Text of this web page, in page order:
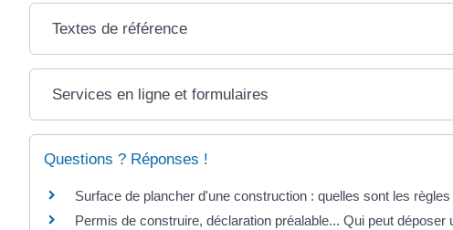
Textes de référence
Services en ligne et formulaires
Questions ? Réponses !
Surface de plancher d'une construction : quelles sont les
Permis de construire, déclaration préalable... Qui peut déposer